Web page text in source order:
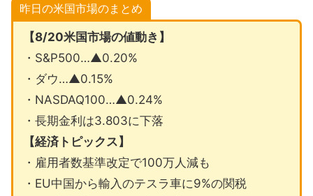
昨日の米国市場のまとめ
【8/20米国市場の値動き】
・S&P500…▲0.20%
・ダウ…▲0.15%
・NASDAQ100…▲0.24%
・長期金利は3.803に下落
【経済トピックス】
・雇用者数基準改定で100万人減も
・EU中国から輸入のテスラ車に9%の関税